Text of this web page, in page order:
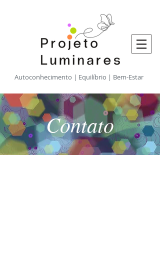
​Autoconhecimento | Equilíbrio | Bem-Estar
Contato